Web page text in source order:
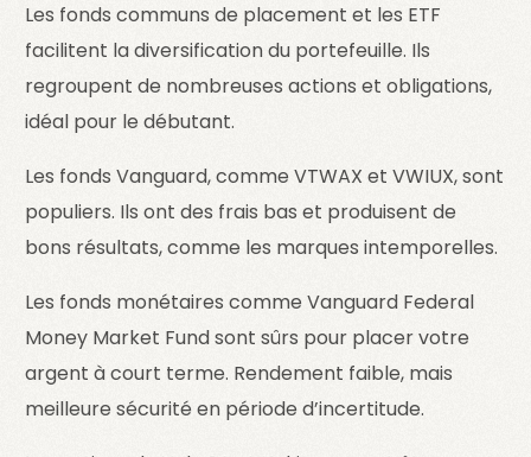
Les fonds communs de placement et les ETF
facilitent la diversification du portefeuille. Ils
regroupent de nombreuses actions et obligations,
idéal pour le débutant.
Les fonds Vanguard, comme VTWAX et VWIUX, sont
populiers. Ils ont des frais bas et produisent de
bons résultats, comme les marques intemporelles.
Les fonds monétaires comme Vanguard Federal
Money Market Fund sont sûrs pour placer votre
argent à court terme. Rendement faible, mais
meilleure sécurité en période d’incertitude.